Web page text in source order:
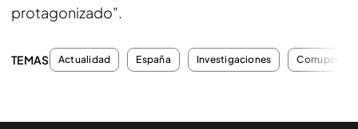
protagonizado".
TEMAS Actualidad España Investigaciones Corrupción